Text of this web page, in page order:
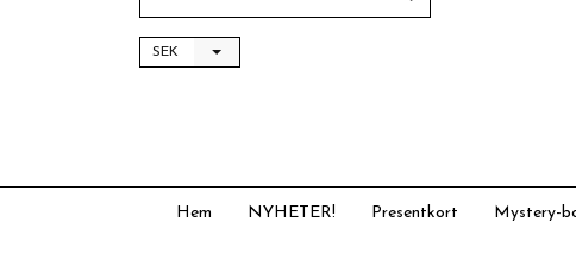
SEK
Hem NYHETER! Presentkort Mystery-